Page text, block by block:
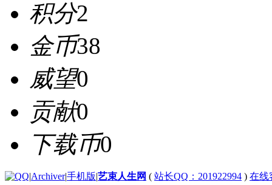
积分2
金币38
威望0
贡献0
下载币0
|Archiver|手机版|艺束人生网 ( 站长QQ：201922994 ) 在线